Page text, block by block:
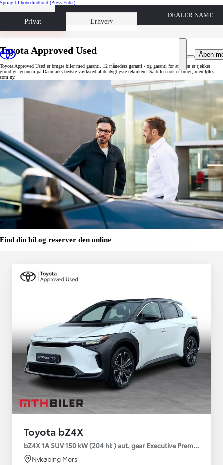
Spring til hovedindhold (Press Enter)
Privat Erhverv
Book prøvetur
DEALER NAME
Åben
Toyota Approved Used
Toyota Approved Used er brugte biler med garanti. 12 måneders garanti - og garanti for at bilen er tjekket
grundigt igennem på Danmarks bedste værksted af de dygtigste teknikere. Så bilen nok er brugt, men føles
som ny.
Find din bil og reserver den online
Toyota bZ4X
bZ4X 1A SUV 150 kW (204 hk ) aut. gear Executive Premium
Nykøbing Mors